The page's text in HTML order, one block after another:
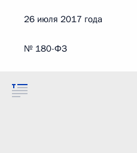
26 июля 2017 года
№ 180-ФЗ